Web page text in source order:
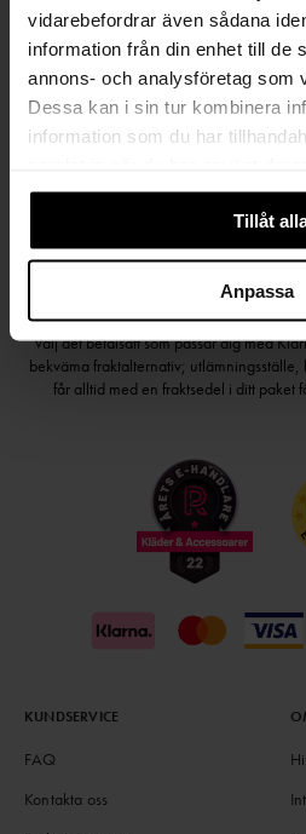
vidarebefordrar även sådana
information från din enhet till de
annons- och analysföretag som
Dessa kan i sin tur kombinera
information som du har
Tillåt
Anpassa
Håll dig
PRENUMERERA PÅ
Kvinna Man
Välj det betalsätt som passar dig med
bekväma fraktalternativ;
får alltid med en fraktsedel i ditt paket
KUNDSERVICE
FAQ
Kontakta oss